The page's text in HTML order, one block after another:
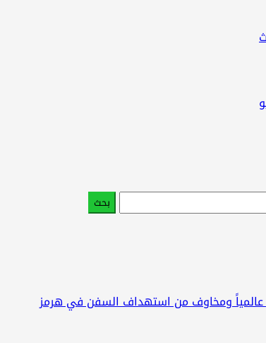
عالمياً ومخاوف من استهداف السفن في هرمز